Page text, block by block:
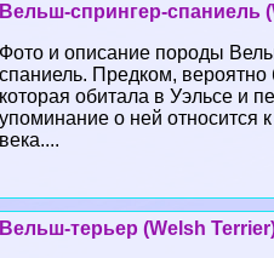
Вельш-спрингер-спаниель
Фото и описание породы
спаниель. Предком, вероятно
которая обитала в Уэльсе и
упоминание о ней относится
века....
Вельш-терьер (Welsh